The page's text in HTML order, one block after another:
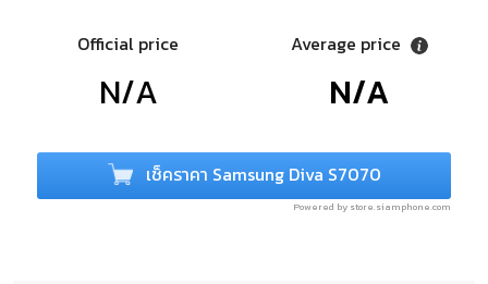
Official price
N/A
Average price
N/A
เช็คราคา Samsung Diva S7070
Powered by store.siamphone.com